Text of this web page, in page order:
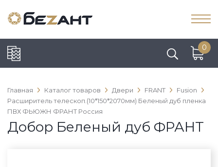
0
Главная Каталог товаров Двери FRANT
Fusion
Расширитель телескоп.(10*150*2070мм) Беленый дуб пленка
ПВХ ФЬЮЖН ФРАНТ Россия
Добор Беленый дуб ФРАНТ